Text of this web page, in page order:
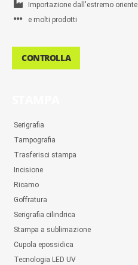
Importazione dall'estremo oriente
e molti prodotti
CONTROLLA
Serigrafia
Tampografia
Trasferisci stampa
Incisione
Ricamo
Goffratura
Serigrafia cilindrica
Stampa a sublimazione
Cupola epossidica
Tecnologia LED UV